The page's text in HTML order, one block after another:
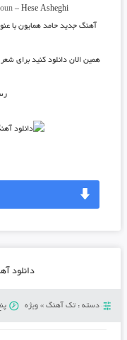
– Hese Asheghi
آهنگ جدیدحامد همایون با
همین الان دانلود کنید برای
دانلود
دسته : تک آهنگ» ویژه